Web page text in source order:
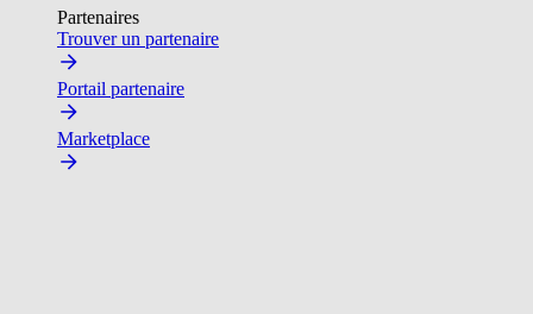
Partenaires
Trouver un partenaire
Portail partenaire
Marketplace